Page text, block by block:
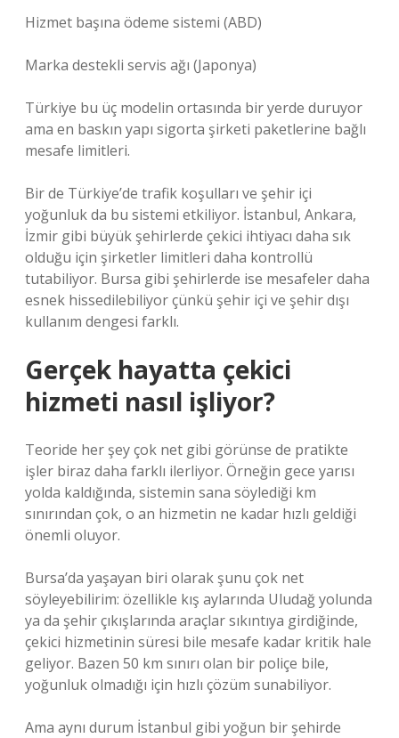
Hizmet başına ödeme sistemi (ABD)
Marka destekli servis ağı (Japonya)
Türkiye bu üç modelin ortasında bir yerde duruyor
ama en baskın yapı sigorta şirketi paketlerine bağlı
mesafe limitleri.
Bir de Türkiye’de trafik koşulları ve şehir içi
yoğunluk da bu sistemi etkiliyor. İstanbul, Ankara,
İzmir gibi büyük şehirlerde çekici ihtiyacı daha sık
olduğu için şirketler limitleri daha kontrollü
tutabiliyor. Bursa gibi şehirlerde ise mesafeler daha
esnek hissedilebiliyor çünkü şehir içi ve şehir dışı
kullanım dengesi farklı.
Gerçek hayatta çekici
hizmeti nasıl işliyor?
Teoride her şey çok net gibi görünse de pratikte
işler biraz daha farklı ilerliyor. Örneğin gece yarısı
yolda kaldığında, sistemin sana söylediği km
sınırından çok, o an hizmetin ne kadar hızlı geldiği
önemli oluyor.
Bursa’da yaşayan biri olarak şunu çok net
söyleyebilirim: özellikle kış aylarında Uludağ yolunda
ya da şehir çıkışlarında araçlar sıkıntıya girdiğinde,
çekici hizmetinin süresi bile mesafe kadar kritik hale
geliyor. Bazen 50 km sınırı olan bir poliçe bile,
yoğunluk olmadığı için hızlı çözüm sunabiliyor.
Ama aynı durum İstanbul gibi yoğun bir şehirde